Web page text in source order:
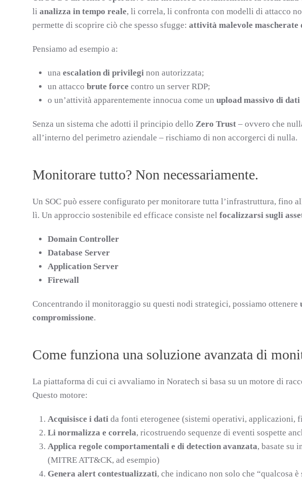
li analizza in tempo reale, li correla, li confronta con modelli di attacco
permette di scoprire ciò che spesso sfugge: attività malevole mascherate
Pensiamo ad esempio a:
una escalation di privilegi non autorizzata;
un attacco brute force contro un server RDP;
o un’attività apparentemente innocua come un upload massivo di dati
Senza un sistema che adotti il principio dello Zero Trust – ovvero che
all’interno del perimetro aziendale – rischiamo di non accorgerci di nulla.
Monitorare tutto? Non necessariamente.
Un SOC può essere configurato per monitorare tutta l’infrastruttura, fino
lì. Un approccio sostenibile ed efficace consiste nel focalizzarsi sugli
Domain Controller
Database Server
Application Server
Firewall
Concentrando il monitoraggio su questi nodi strategici, possiamo ottenere
compromissione.
Come funziona una soluzione avanzata di
La piattaforma di cui ci avvaliamo in Noratech si basa su un motore di
Questo motore:
Acquisisce i dati da fonti eterogenee (sistemi operativi, applicazioni,
Li normalizza e correla, ricostruendo sequenze di eventi sospette
Applica regole comportamentali e di detection avanzata, basate su
(MITRE ATT&CK, ad esempio)
Genera alert contestualizzati, che indicano non solo che “qualcosa è